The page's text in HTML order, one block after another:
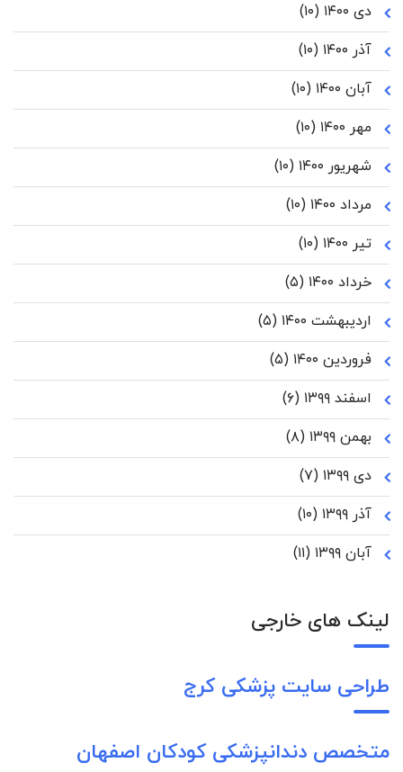
دی ۱۴۰۰
(۱۰)
آذر ۱۴۰۰
(۱۰)
آبان ۱۴۰۰
(۱۰)
مهر ۱۴۰۰
(۱۰)
شهریور ۱۴۰۰
(۱۰)
مرداد ۱۴۰۰
(۱۰)
تیر ۱۴۰۰
(۱۰)
خرداد ۱۴۰۰
(۵)
اردیبهشت ۱۴۰۰
(۵)
فروردین ۱۴۰۰
(۵)
اسفند ۱۳۹۹
(۶)
بهمن ۱۳۹۹
(۸)
دی ۱۳۹۹
(۷)
آذر ۱۳۹۹
(۱۰)
آبان ۱۳۹۹
(۱۱)
لینک های خارجی
طراحی سایت پزشکی کرج
متخصص دندانپزشکی کودکان اصفهان